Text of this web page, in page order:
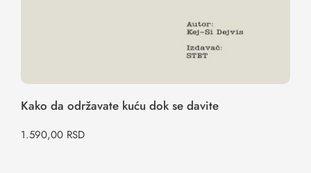
Kako da održavate kuću dok se davite
1.590,00 RSD